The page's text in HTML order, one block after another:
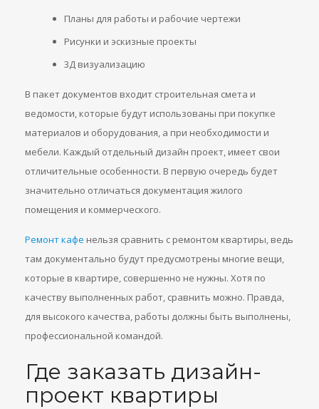
Планы для работы и рабочие чертежи
Рисунки и эскизные проекты
3Д визуализацию
В пакет документов входит строительная смета и
ведомости, которые будут использованы при покупке
материалов и оборудования, а при необходимости и
мебели. Каждый отдельный дизайн проект, имеет свои
отличительные особенности. В первую очередь будет
значительно отличаться документация жилого
помещения и коммерческого.
Ремонт кафе нельзя сравнить с ремонтом квартиры, ведь
там документально будут предусмотрены многие вещи,
которые в квартире, совершенно не нужны. Хотя по
качеству выполненных работ, сравнить можно. Правда,
для высокого качества, работы должны быть выполнены,
профессиональной командой.
Где заказать дизайн-
проект квартиры